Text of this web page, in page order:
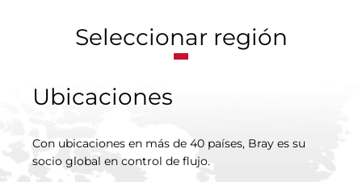
Seleccionar región
Ubicaciones
Con ubicaciones en más de 40 países, Bray es su
socio global en control de flujo.